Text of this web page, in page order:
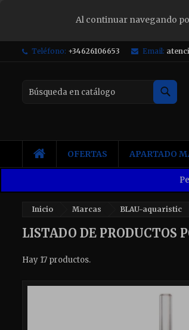
Al continuar navegando
Teléfono: +34626106653 Email:
INICIOOFERTAS APARTADO
Inicio Marcas BLAU-aquaristic
LISTADO DE PRODUCTOS
Hay 17 productos.